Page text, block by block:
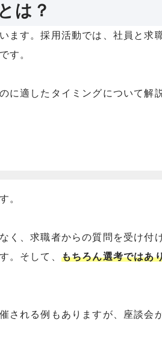
は？
ます。採用活動では、社員と求
す。
に適したタイミングについて解
。
く、求職者からの質問を受け付
。そして、 もちろん選考ではあ
される例もありますが、座談会